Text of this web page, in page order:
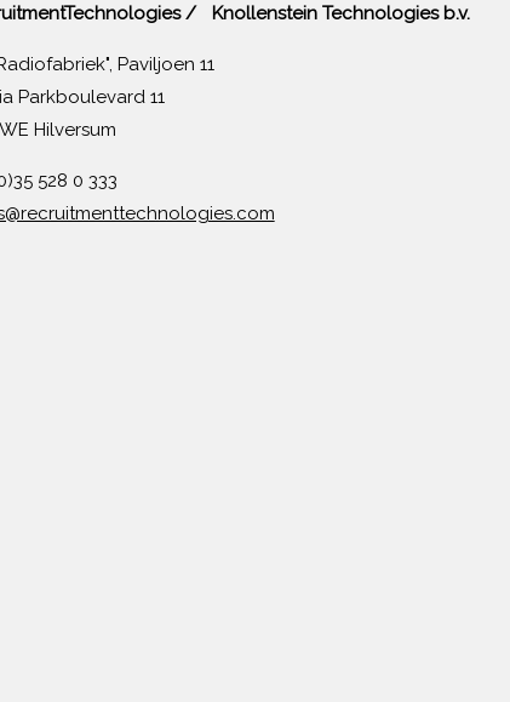
/ Knollenstein Technologies b.v.
Paviljoen 11
Parkboulevard 11
WE Hilversum
528 0 333